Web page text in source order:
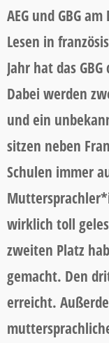
AEG und GBG
Lesen in
Jahr hat das
Dabei werden
und ein
sitzen neben
Schulen immer
wirklich toll
zweiten Platz
gemacht. Den
erreicht.